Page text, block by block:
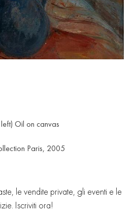
left) Oil on canvas
Paris, 2005
le vendite private, gli eventi e le
Iscriviti ora!